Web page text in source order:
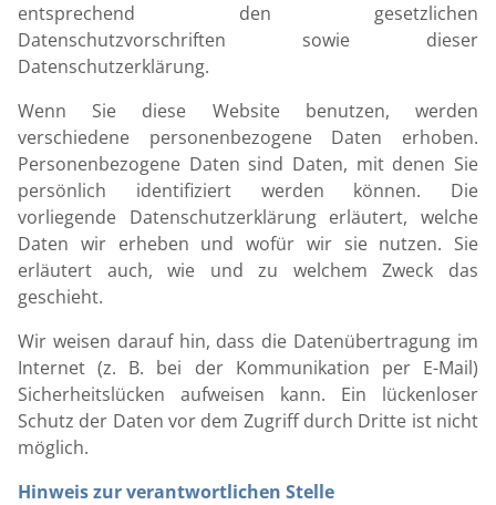
entsprechend den gesetzlichen
Datenschutzvorschriften sowie dieser
Datenschutzerklärung.
Wenn Sie diese Website benutzen, werden
verschiedene personenbezogene Daten erhoben.
Personenbezogene Daten sind Daten, mit denen Sie
persönlich identifiziert werden können. Die
vorliegende Datenschutzerklärung erläutert, welche
Daten wir erheben und wofür wir sie nutzen. Sie
erläutert auch, wie und zu welchem Zweck das
geschieht.
Wir weisen darauf hin, dass die Datenübertragung im
Internet (z. B. bei der Kommunikation per E-Mail)
Sicherheitslücken aufweisen kann. Ein lückenloser
Schutz der Daten vor dem Zugriff durch Dritte ist nicht
möglich.
Hinweis zur verantwortlichen Stelle